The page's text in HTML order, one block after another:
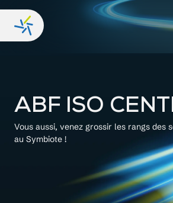
ABF ISO
Vous aussi, venez grossir les rangs des
au Symbiote !